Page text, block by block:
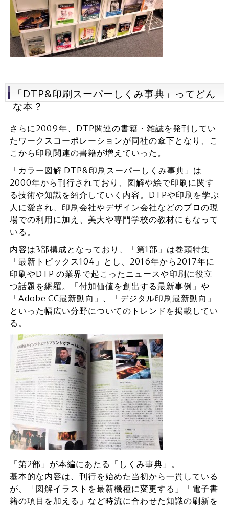
「DTP&印刷スーパーしくみ事典」ってどん
な本？
さらに2009年、DTP関連の書籍・雑誌を発刊してい
たワークスコーポレーションが同社の傘下となり、こ
こから印刷関連の書籍が増えていった。
「カラー図解 DTP&印刷スーパーしくみ事典」は
2000年から刊行されており、図解や絵で印刷に関す
る技術や知識を紹介していく内容。DTPや印刷を学ぶ
人に愛され、印刷会社やデザイン会社などのプロの現
場での利用に加え、美大や専門学校の教材にもなって
いる。
内容は3部構成となっており、「第1部」は巻頭特集
「最新トピックス104」とし、2016年から2017年に
印刷やDTP の業界で起こったニュースや印刷に役立
つ話題を網羅。「付加価値を創出する最新事例」や
「Adobe CC最新動向」、「デジタル印刷最新動向」
といった幅広い分野についてのトレンドを掲載してい
る。
「第2部」が本編にあたる「しくみ事典」。
基本的な内容は、刊行を始めた当初から一貫している
が、「図解イラストを最新機種に変更する」「電子書
籍の項目を加える」など時流に合わせた知識の刷新を